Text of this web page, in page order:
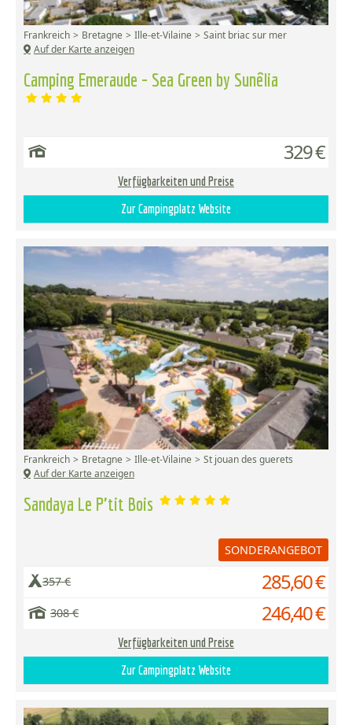
Camping Emeraude - Sea Green by Sunêlia
Frankreich Bretagne Ille-et-Vilaine
Saint briac sur mer
Auf der Karte anzeigen
329 €
Verfügbarkeiten und Preise
Zur Campingplatz Website
Sandaya Le P'tit Bois
Frankreich Bretagne Ille-et-Vilaine
St jouan des guerets
Auf der Karte anzeigen
SONDERANGEBOT
357 € 285,60 €
308 € 246,40 €
Verfügbarkeiten und Preise
Zur Campingplatz Website